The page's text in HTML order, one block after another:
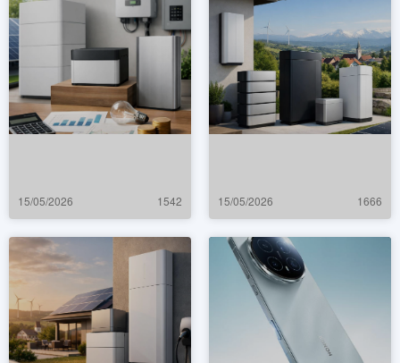
15/05/2026 1542 15/05/2026 1666